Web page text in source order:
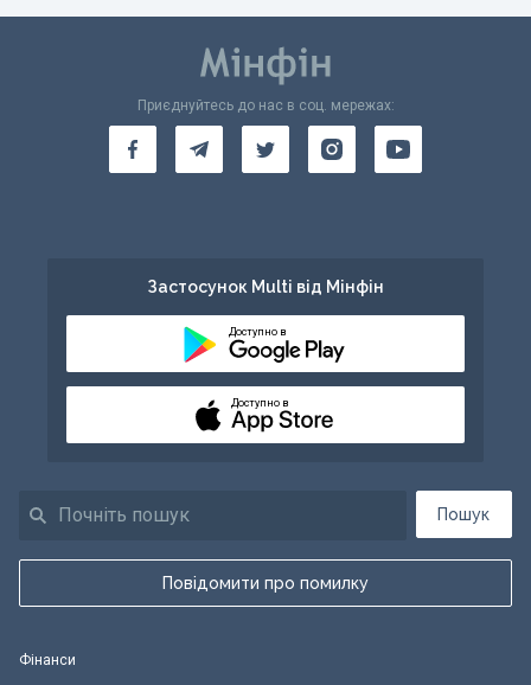
Пошук
Повідомити про помилку
Приєднуйтесь до нас в соц. мережах:
Застосунок Multi від Мінфін
Доступно в
Доступно в
Фінанси